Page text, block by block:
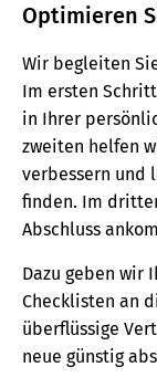
Optimieren
Wir begleiten
Im ersten
in Ihrer
zweiten helfen
verbessern und
finden. Im
Abschluss
Dazu geben wir
Checklisten an
überflüssige
neue günstig